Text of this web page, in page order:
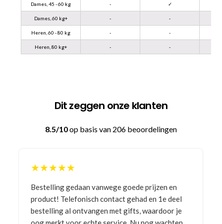
Dames, 45 - 60 kg - ✓
Dames, 60 kg+ - -
Heren, 60 - 80 kg - -
Heren, 80 kg+ - -
Dit zeggen onze klanten
8.5/10op basis van 206 beoordelingen
★★★★★
Bestelling gedaan vanwege goede prijzen en
product! Telefonisch contact gehad en 1e deel
bestelling al ontvangen met gifts, waardoor je